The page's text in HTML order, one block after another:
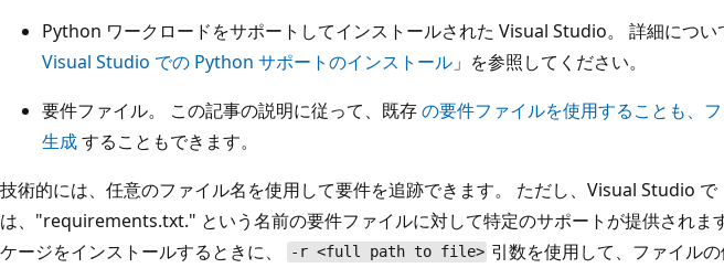
Python ワークロードをサポートしてインストールされた Visual Studio。 詳細につい
Visual Studio での Python サポートのインストール 」を参照してください。
要件ファイル。 この記事の説明に従って、既存の要件ファイルを使用することも、
生成することもできます。
技術的には、任意のファイル名を使用して要件を追跡できます。 ただし、Visual Studio で
は、"requirements.txt." という名前の要件ファイルに対して特定のサポートが提供されま
ケージをインストールするときに、
-r <full path to file> 引数を使用して、ファイル